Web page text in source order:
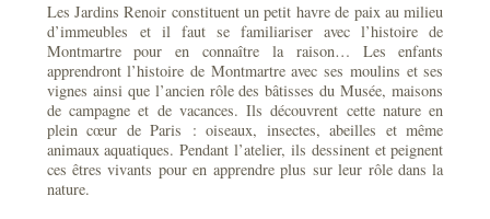
Les Jardins Renoir constituent un petit havre de paix au milieu
d’immeubles et il faut se familiariser avec l’histoire de
Montmartre pour en connaître la raison… Les enfants
apprendront l’histoire de Montmartre avec ses moulins et ses
vignes ainsi que l’ancien rôle des bâtisses du Musée, maisons
de campagne et de vacances. Ils découvrent cette nature en
plein cœur de Paris : oiseaux, insectes, abeilles et même
animaux aquatiques. Pendant l’atelier, ils dessinent et peignent
ces êtres vivants pour en apprendre plus sur leur rôle dans la
nature.